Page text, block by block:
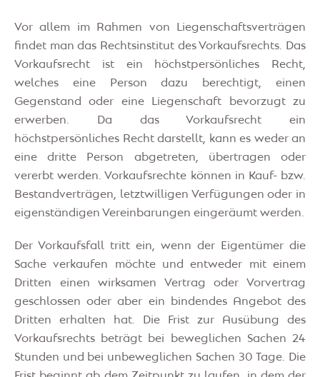
Vor allem im Rahmen von Liegenschaftsverträgen
findet man das Rechtsinstitut des Vorkaufsrechts. Das
Vorkaufsrecht ist ein höchstpersönliches Recht,
welches eine Person dazu berechtigt, einen
Gegenstand oder eine Liegenschaft bevorzugt zu
erwerben. Da das Vorkaufsrecht ein
höchstpersönliches Recht darstellt, kann es weder an
eine dritte Person abgetreten, übertragen oder
vererbt werden. Vorkaufsrechte können in Kauf- bzw.
Bestandverträgen, letztwilligen Verfügungen oder in
eigenständigen Vereinbarungen eingeräumt werden.
Der Vorkaufsfall tritt ein, wenn der Eigentümer die
Sache verkaufen möchte und entweder mit einem
Dritten einen wirksamen Vertrag oder Vorvertrag
geschlossen oder aber ein bindendes Angebot des
Dritten erhalten hat. Die Frist zur Ausübung des
Vorkaufsrechts beträgt bei beweglichen Sachen 24
Stunden und bei unbeweglichen Sachen 30 Tage. Die